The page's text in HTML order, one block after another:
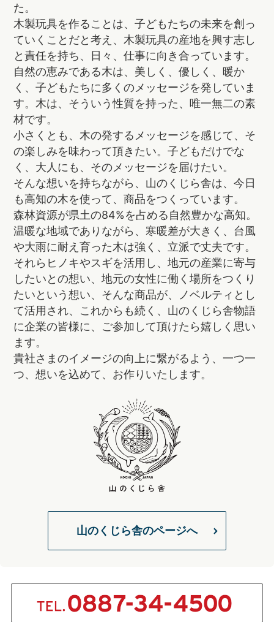
た。
木製玩具を作ることは、子どもたちの未来を創っ
ていくことだと考え、木製玩具の産地を興す志し
と責任を持ち、日々、仕事に向き合っています。
自然の恵みである木は、美しく、優しく、暖か
く、子どもたちに多くのメッセージを発していま
す。木は、そういう性質を持った、唯一無二の素
材です。
小さくとも、木の発するメッセージを感じて、そ
の楽しみを味わって頂きたい。子どもだけでな
く、大人にも、そのメッセージを届けたい。
そんな想いを持ちながら、山のくじら舎は、今日
も高知の木を使って、商品をつくっています。
森林資源が県土の84%を占める自然豊かな高知。
温暖な地域でありながら、寒暖差が大きく、台風
や大雨に耐え育った木は強く、立派で丈夫です。
それらヒノキやスギを活用し、地元の産業に寄与
したいとの想い、地元の女性に働く場所をつくり
たいという想い、そんな商品が、ノベルティとし
て活用され、これからも続く、山のくじら舎物語
に企業の皆様に、ご参加して頂けたら嬉しく思い
ます。
貴社さまのイメージの向上に繋がるよう、一つ一
つ、想いを込めて、お作りいたします。
山のくじら舎のページへ